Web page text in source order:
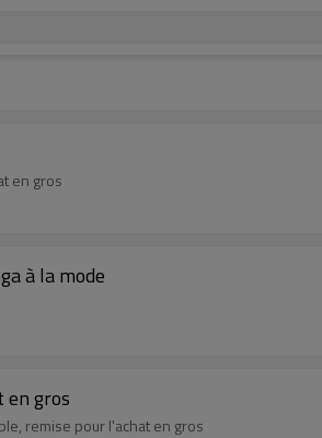
en gros
à la mode
en gros
remise pour l'achat en gros